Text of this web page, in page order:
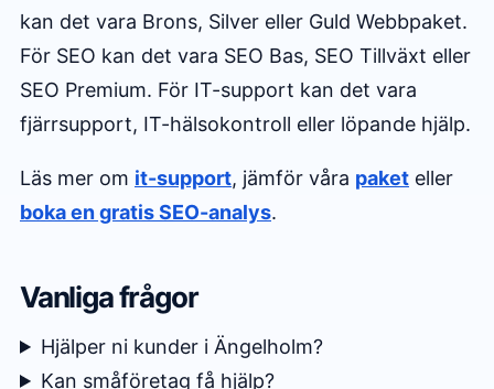
kan det vara Brons, Silver eller Guld Webbpaket.
För SEO kan det vara SEO Bas, SEO Tillväxt eller
SEO Premium. För IT-support kan det vara
fjärrsupport, IT-hälsokontroll eller löpande hjälp.
Läs mer om it-support, jämför våra paket eller
boka en gratis SEO-analys.
Vanliga frågor
Hjälper ni kunder i Ängelholm?
Kan småföretag få hjälp?